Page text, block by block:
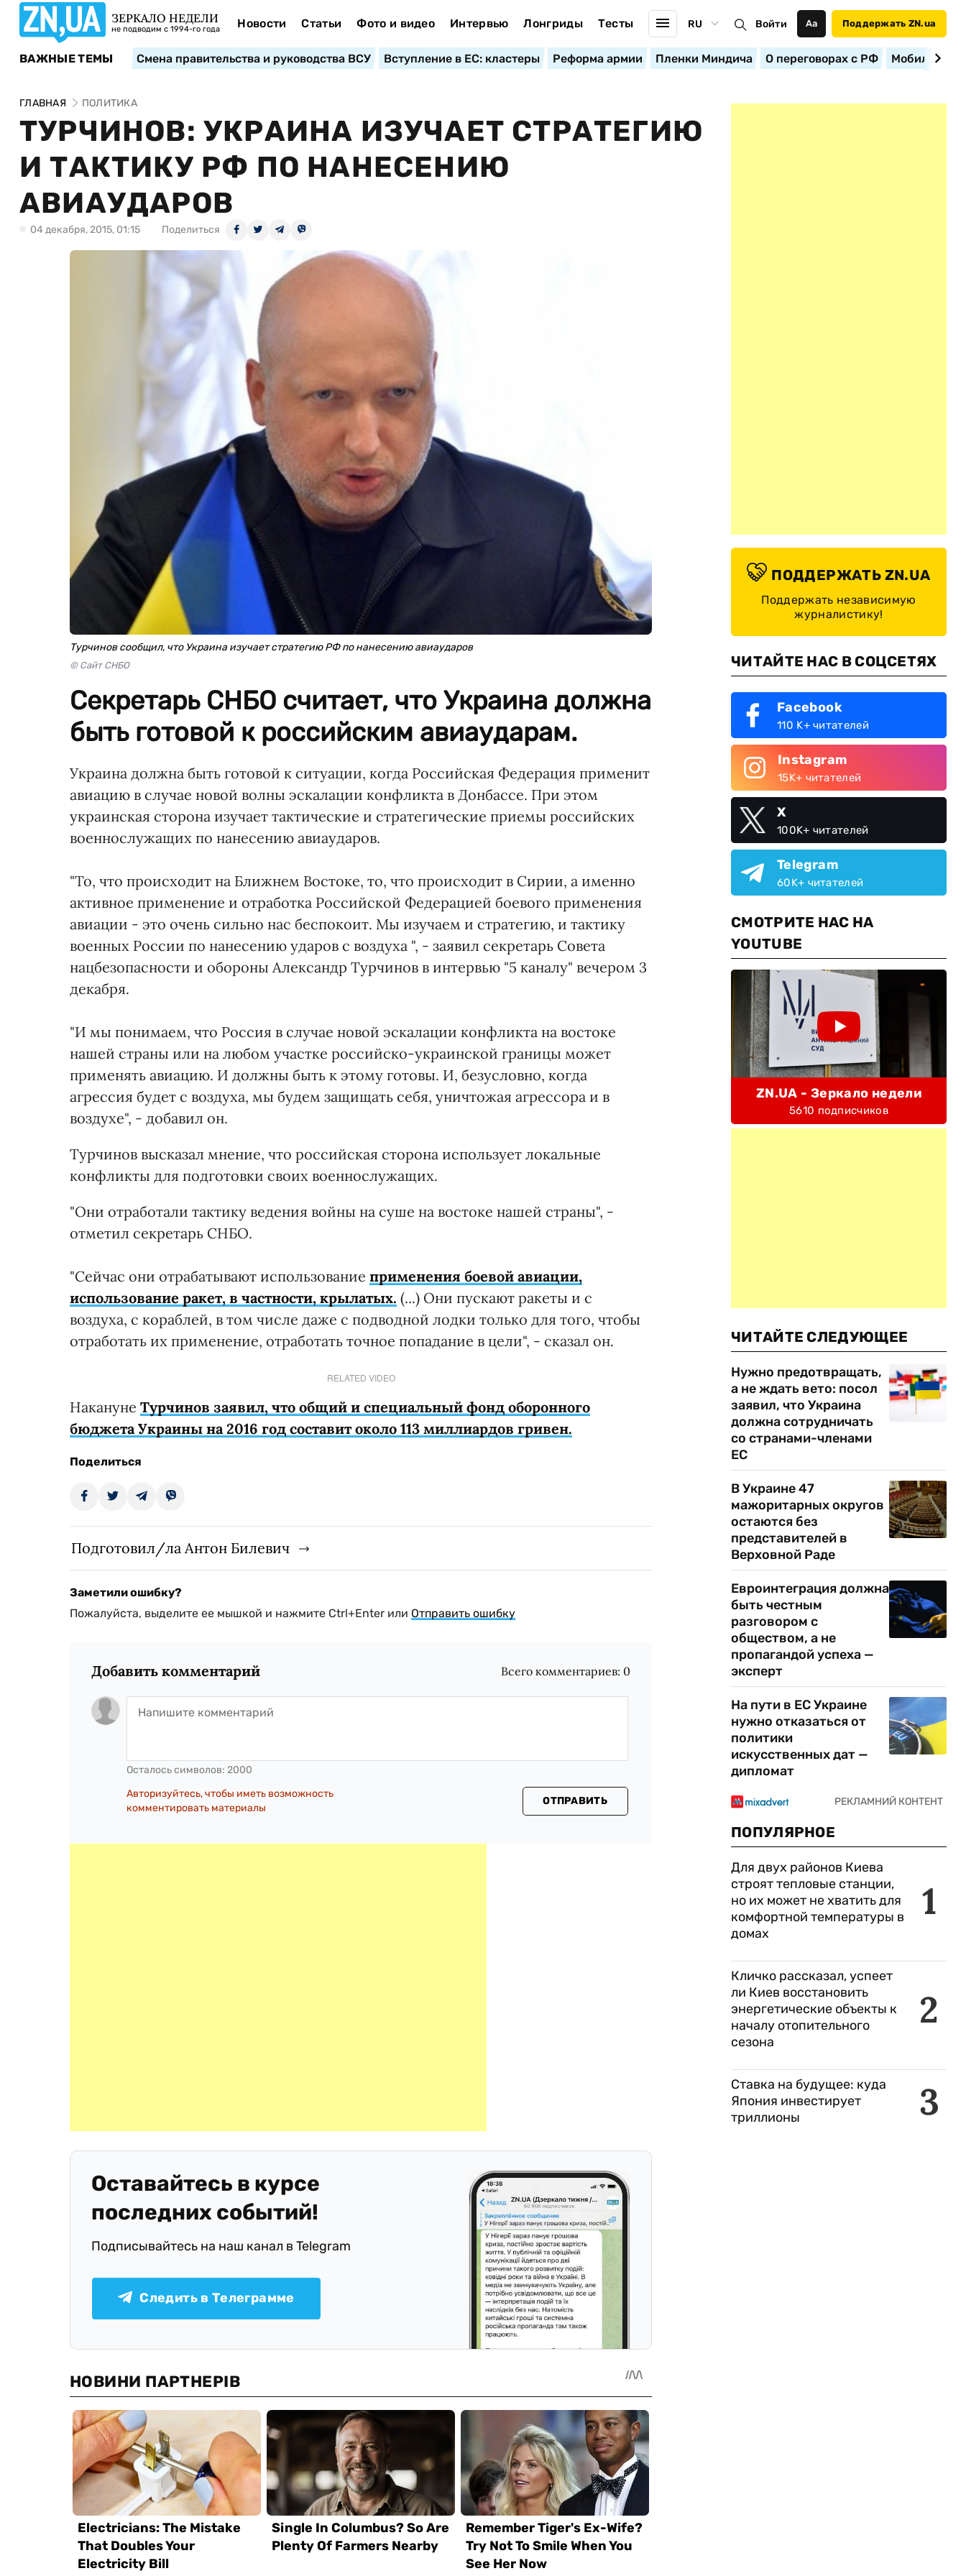
ЗЕРКАЛО НЕДЕЛИ
не подводим с 1994-го года Новости Статьи Фото и видео Интервью Лонгриды Тесты RU Войти Аа Поддержать ZN.ua
ВАЖНЫЕ ТЕМЫ Смена правительства и руководства ВСУ Вступление в ЕС: кластеры Реформа армии Пленки Миндича О переговорах с РФ
ГЛАВНАЯ ПОЛИТИКА
ТУРЧИНОВ: УКРАИНА ИЗУЧАЕТ СТРАТЕГИЮ
И ТАКТИКУ РФ ПО НАНЕСЕНИЮ
АВИАУДАРОВ
04 декабря, 2015, 01:15 Поделиться
Турчинов сообщил, что Украина изучает стратегию РФ по нанесению авиаударов
© Сайт СНБО
Секретарь СНБО считает, что Украина должна
быть готовой к российским авиаударам.
Украина должна быть готовой к ситуации, когда Российская Федерация применит
авиацию в случае новой волны эскалации конфликта в Донбассе. При этом
украинская сторона изучает тактические и стратегические приемы российских
военнослужащих по нанесению авиаударов.
"То, что происходит на Ближнем Востоке, то, что происходит в Сирии, а именно
активное применение и отработка Российской Федерацией боевого применения
авиации - это очень сильно нас беспокоит. Мы изучаем и стратегию, и тактику
военных России по нанесению ударов с воздуха ", - заявил секретарь Совета
нацбезопасности и обороны Александр Турчинов в интервью "5 каналу" вечером 3
декабря.
"И мы понимаем, что Россия в случае новой эскалации конфликта на востоке
нашей страны или на любом участке российско-украинской границы может
применять авиацию. И должны быть к этому готовы. И, безусловно, когда
агрессия будет с воздуха, мы будем защищать себя, уничтожая агрессора и в
воздухе", - добавил он.
Турчинов высказал мнение, что российская сторона использует локальные
конфликты для подготовки своих военнослужащих.
"Они отработали тактику ведения войны на суше на востоке нашей страны", -
отметил секретарь СНБО.
"Сейчас они отрабатывают использование применения боевой авиации,
использование ракет, в частности, крылатых. (...) Они пускают ракеты и с
воздуха, с кораблей, в том числе даже с подводной лодки только для того, чтобы
отработать их применение, отработать точное попадание в цели", - сказал он.
RELATED VIDEO
Накануне Турчинов заявил, что общий и специальный фонд оборонного
бюджета Украины на 2016 год составит около 113 миллиардов гривен.
Поделиться
Подготовил/ла Антон Билевич
Заметили ошибку?
Пожалуйста, выделите ее мышкой и нажмите Ctrl+Enter или Отправить ошибку
Добавить комментарий Всего комментариев: 0
Осталось символов: 2000
Авторизуйтесь, чтобы иметь возможность
комментировать материалы
ОТПРАВИТЬ
Оставайтесь в курсе
последних событий!
Подписывайтесь на наш канал в Telegram
Следить в Телеграмме
ПОДДЕРЖАТЬ ZN.UA
Поддержать независимую
журналистику!
ЧИТАЙТЕ НАС В СОЦСЕТЯХ
Facebook
110 K+ читателей
Instagram
15K+ читателей
X
100K+ читателей
Telegram
60K+ читателей
СМОТРИТЕ НАС НА
YOUTUBE
ZN.UA - Зеркало недели
5610 подписчиков
ЧИТАЙТЕ СЛЕДУЮЩЕЕ
Нужно предотвращать,
а не ждать вето: посол
заявил, что Украина
должна сотрудничать
со странами-членами
ЕС
В Украине 47
мажоритарных округов
остаются без
представителей в
Верховной Раде
Евроинтеграция должна
быть честным
разговором с
обществом, а не
пропагандой успеха —
эксперт
На пути в ЕС Украине
нужно отказаться от
политики
искусственных дат —
дипломат
ПОПУЛЯРНОЕ
1
Для двух районов Киева
строят тепловые станции,
но их может не хватить для
комфортной температуры в
домах
2
Кличко рассказал, успеет
ли Киев восстановить
энергетические объекты к
началу отопительного
сезона
3
Ставка на будущее: куда
Япония инвестирует
триллионы